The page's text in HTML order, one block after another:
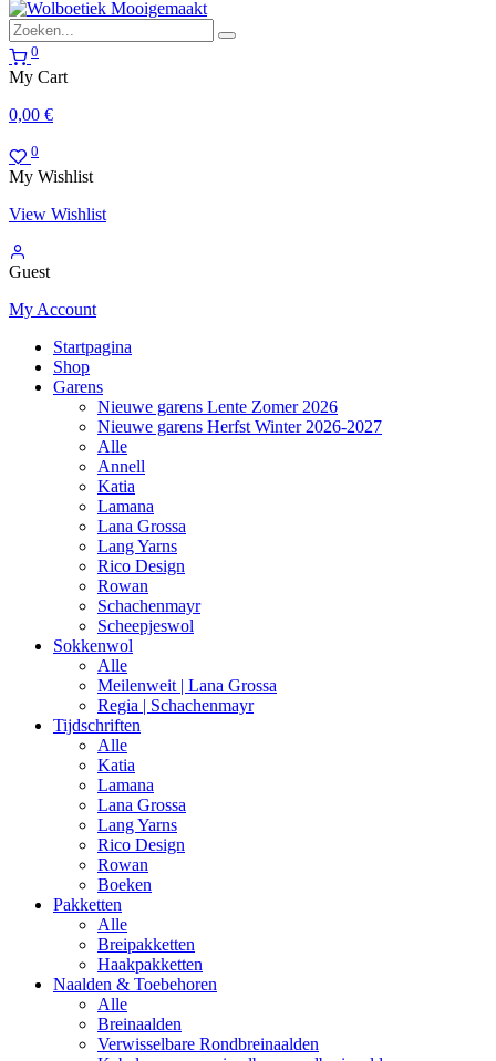
0
My Cart
0,00 €
0
My Wishlist
View Wishlist
Guest
My Account
Startpagina
Shop
Garens
Nieuwe garens Lente Zomer 2026
Nieuwe garens Herfst Winter 2026-2027
Alle
Annell
Katia
Lamana
Lana Grossa
Lang Yarns
Rico Design
Rowan
Schachenmayr
Scheepjeswol
Sokkenwol
Alle
Meilenweit | Lana Grossa
Regia | Schachenmayr
Tijdschriften
Alle
Katia
Lamana
Lana Grossa
Lang Yarns
Rico Design
Rowan
Boeken
Pakketten
Alle
Breipakketten
Haakpakketten
Naalden & Toebehoren
Alle
Breinaalden
Verwisselbare Rondbreinaalden